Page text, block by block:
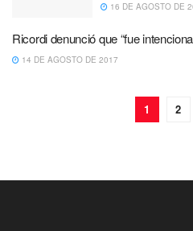
16 DE AGOSTO DE
Ricordi denunció que “fue
14 DE AGOSTO DE 2017
1 2